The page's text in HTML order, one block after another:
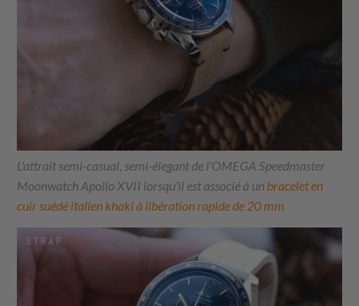
L'attrait semi-casual, semi-élegant de l'OMEGA Speedmaster
Moonwatch Apollo XVII lorsqu'il est associé à un bracelet en
cuir suédé italien khaki à libération rapide de 20 mm